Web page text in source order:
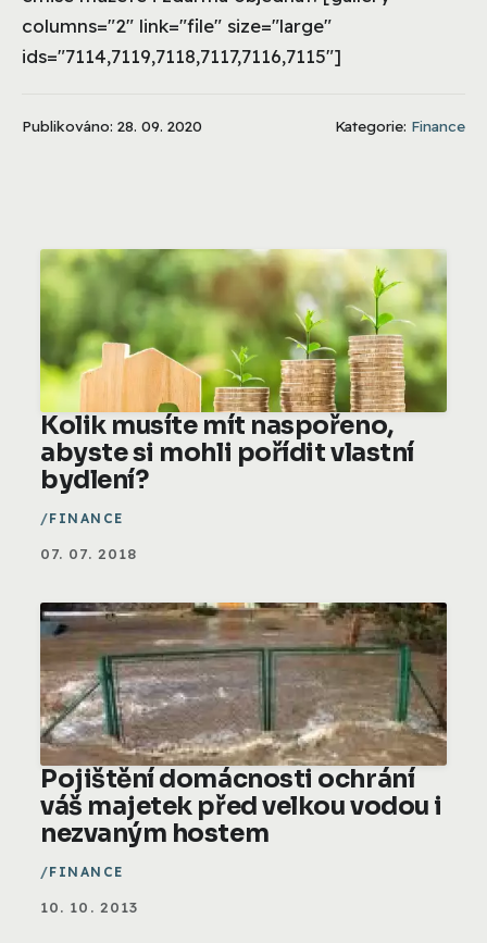
columns="2" link="file" size="large"
ids="7114,7119,7118,7117,7116,7115"]
Publikováno: 28. 09. 2020 Kategorie: Finance
Kolik musíte mít naspořeno,
abyste si mohli pořídit vlastní
bydlení?
FINANCE
07. 07. 2018
Pojištění domácnosti ochrání
váš majetek před velkou vodou i
nezvaným hostem
FINANCE
10. 10. 2013